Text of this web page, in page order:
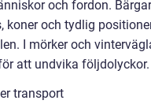
och fordon.
koner och tydlig
I mörker och
att undvika följdolyckor.
transport